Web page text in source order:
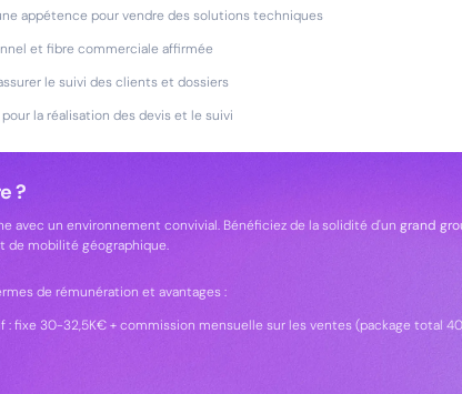
appétence pour vendre des solutions techniques
et fibre commerciale affirmée
le suivi des clients et dossiers
la réalisation des devis et le suivi
?
avec un environnement convivial. Bénéficiez de la solidité d'un grand
de mobilité géographique.
de rémunération et avantages :
: fixe 30-32,5K€ + commission mensuelle sur les ventes (package total